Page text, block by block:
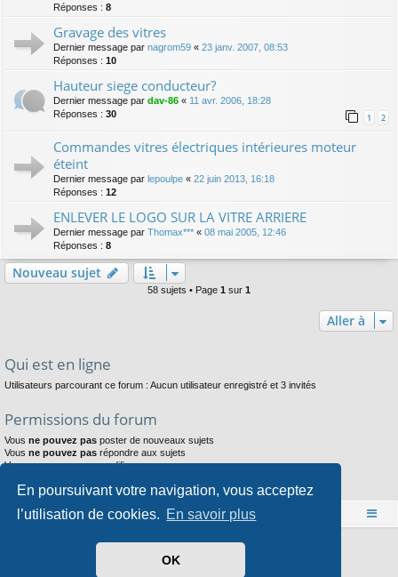
En poursuivant votre navigation, vous acceptez
l’utilisation de cookies. En savoir plus
OK
Réponses : 8
Gravage des vitres
Dernier message par nagrom59 « 23 janv. 2007, 08:53
Réponses : 10
Hauteur siege conducteur?
Dernier message par dav-86 « 11 avr. 2006, 18:28
Réponses : 30 1 2
Commandes vitres électriques intérieures moteur
éteint
Dernier message par lepoulpe « 22 juin 2013, 16:18
Réponses : 12
ENLEVER LE LOGO SUR LA VITRE ARRIERE
Dernier message par Thomax*** « 08 mai 2005, 12:46
Réponses : 8
Nouveau sujet
58 sujets • Page 1 sur 1
Aller à
Qui est en ligne
Utilisateurs parcourant ce forum : Aucun utilisateur enregistré et 3 invités
Permissions du forum
Vous ne pouvez pas poster de nouveaux sujets
Vous ne pouvez pas répondre aux sujets
Vousne pouvez pasmodifier vos messages
Vousne pouvez pasjoindre des fichiers
Accueil Index du forum
Développé parphpBB® Forum Software © phpBB Limited
Arty- phpBB 3.3 par MrGaby